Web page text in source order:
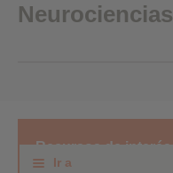
Neurociencias
Recursos de interés
Ir a